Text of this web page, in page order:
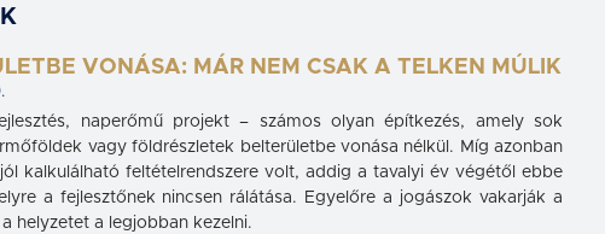
VONÁSA: MÁR NEM CSAK A TELKEN MÚLIK
naperőmű projekt – számos olyan építkezés, amely sok
vagy földrészletek belterületbe vonása nélkül. Míg azonban
kalkulálható feltételrendszere volt, addig a tavalyi év végétől ebbe
a fejlesztőnek nincsen rálátása. Egyelőre a jogászok vakarják a
helyzetet a legjobban kezelni.